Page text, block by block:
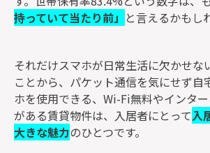
持っていて当たり前」 と言えるかもし
それだけスマホが日常生活に欠かせな
ことから、パケット通信を気にせず自
ホを使用できる、Wi-Fi無料やインタ
がある賃貸物件は、入居者にとって入
大きな魅力のひとつです。